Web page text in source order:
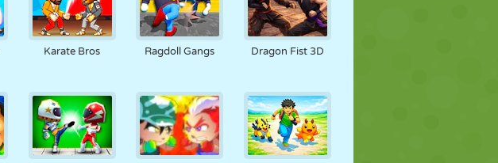
Karate Bros Ragdoll Gangs Dragon Fist 3D